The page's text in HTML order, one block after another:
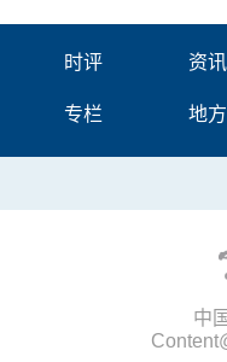
时评 资讯
专栏 地方
中